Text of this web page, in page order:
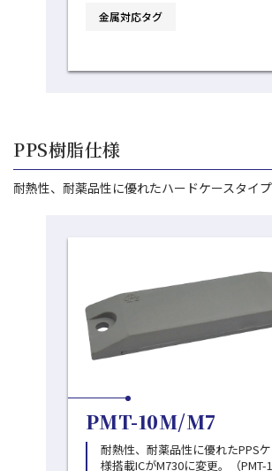
うございました。後継品は、PMT-
金属対応タグ
PPS樹脂仕様
耐熱性、耐薬品性に優れたハードケースタイプ
PMT-10M/M7
耐熱性、耐薬品性に優れたPPS
様搭載ICがM730に変更。（PMT-